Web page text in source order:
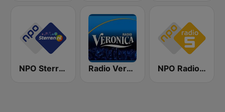
NPO Sterren Radio Veronica NPO Radio 5